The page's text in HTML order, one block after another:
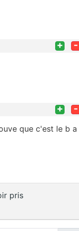
+ -
+ -
que c'est le b a
pris